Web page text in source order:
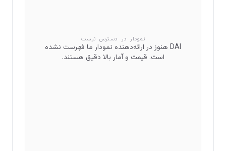
نمودار در دسترس نیست
DAI هنوز در ارائه‌دهنده نمودار ما فهرست نشده
است. قیمت و آمار بالا دقیق هستند.